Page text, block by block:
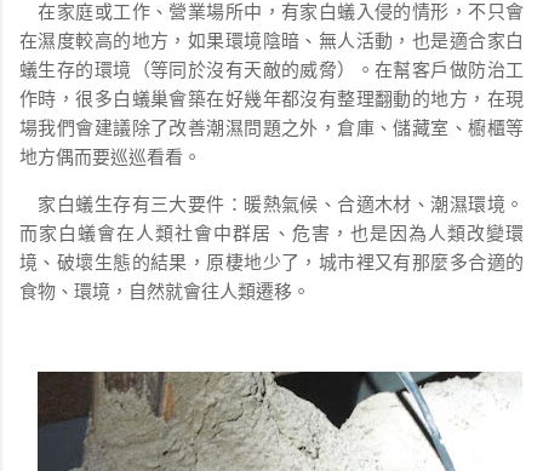
在家庭或工作、營業場所中，有家白蟻入侵的情形，不只會
在濕度較高的地方，如果環境陰暗、無人活動，也是適合家白
蟻生存的環境（等同於沒有天敵的威脅）。在幫客戶做防治工
作時，很多白蟻巢會築在好幾年都沒有整理翻動的地方，在現
場我們會建議除了改善潮濕問題之外，倉庫、儲藏室、櫥櫃等
地方偶而要巡巡看看。
家白蟻生存有三大要件：暖熱氣候、合適木材、潮濕環境。
而家白蟻會在人類社會中群居、危害，也是因為人類改變環
境、破壞生態的結果，原棲地少了，城市裡又有那麼多合適的
食物、環境，自然就會往人類遷移。